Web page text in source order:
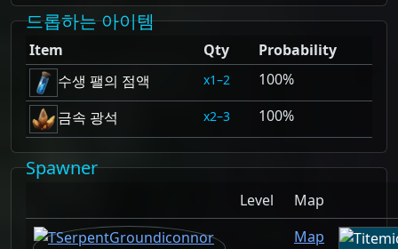
드롭하는 아이템
Item Qty
Probability
수생 팰의 점액
1–2
100%
금속 광석
2–3 100%
Spawner
Level
Map
Map